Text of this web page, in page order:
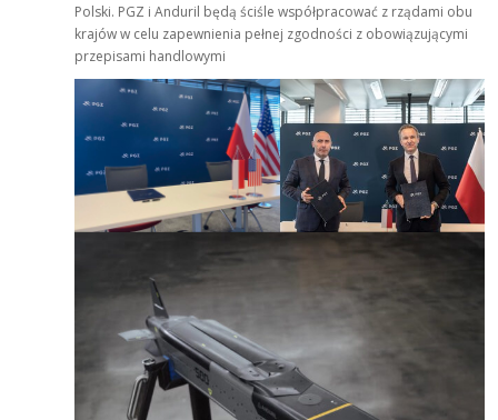
Polski. PGZ i Anduril będą ściśle współpracować z rządami obu
krajów w celu zapewnienia pełnej zgodności z obowiązującymi
przepisami handlowymi